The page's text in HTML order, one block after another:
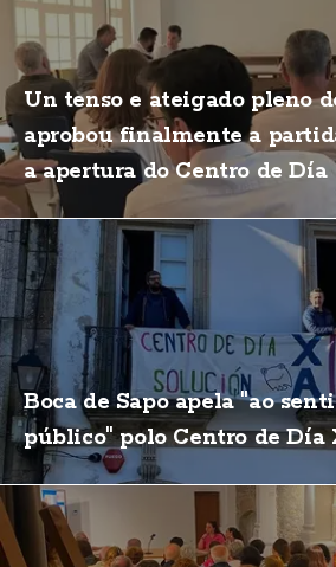
Un tenso e ateigado pleno
aprobou finalmente a
a apertura do Centro de Día
Boca de Sapo apela "ao
público" polo Centro de Día